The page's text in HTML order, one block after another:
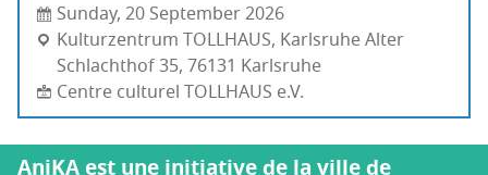
Sunday, 20 September 2026
Kul­tur­zen­trum TOLLHAUS, Karlsruhe Alter
Schlach­thof 35, 76131 Karls­ruhe
Centre culturel TOLLHAUS e.V.
AniKA est une initiative de la ville de